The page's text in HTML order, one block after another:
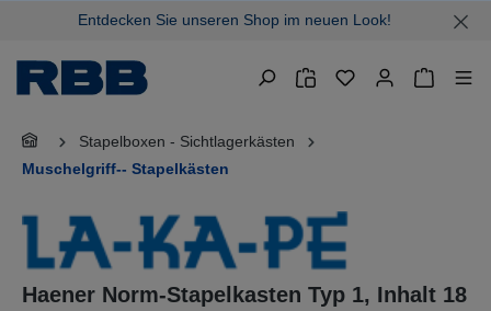
springenEntdecken Sie unseren Shop im neuen Look!
Stapelboxen - Sichtlagerkästen
Muschelgriff-- Stapelkästen
Haener Norm-Stapelkasten Typ 1, Inhalt 18